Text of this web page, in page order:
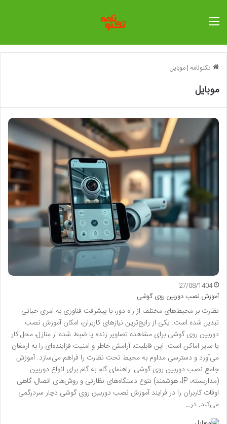
تکنونامه |موبایل
موبایل
27/08/1404
آموزش نصب دوربین روی گوشی
نظارت بر محیط‌های مختلف از راه دور، با پیشرفت فناوری به امری حیاتی
تبدیل شده است. یکی از رایج‌ترین نیازهای کاربران، امکان آموزش نصب
دوربین روی گوشی برای مشاهده تصاویر زنده یا ضبط شده از منازل، محل کار
یا سایر اماکن است. این قابلیت، آرامش خاطر و امنیت فزاینده‌ای را به ارمغان
می‌آورد و دسترسی مداوم به محیط تحت نظارت را فراهم می‌سازد. آموزش
جامع نصب دوربین روی گوشی: راهنمای گام به گام برای انواع دوربین
(مداربسته، IP، هوشمند) تنوع دستگاه‌های نظارتی و روش‌های اتصال، گاهی
اوقات کاربران را در فرایند آموزش نصب دوربین روی گوشی دچار سردرگمی
می‌کند. در…